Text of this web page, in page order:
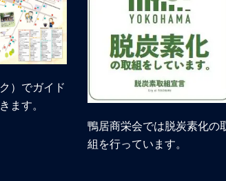
）でガイド
ます。
鴨居商栄会では脱炭素化の
組を行っています。